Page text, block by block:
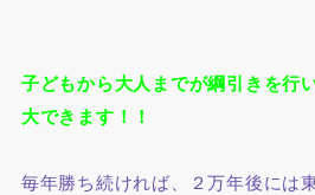
子どもから大人までが綱引きを行い
大できます！！
毎年勝ち続ければ、２万年後には